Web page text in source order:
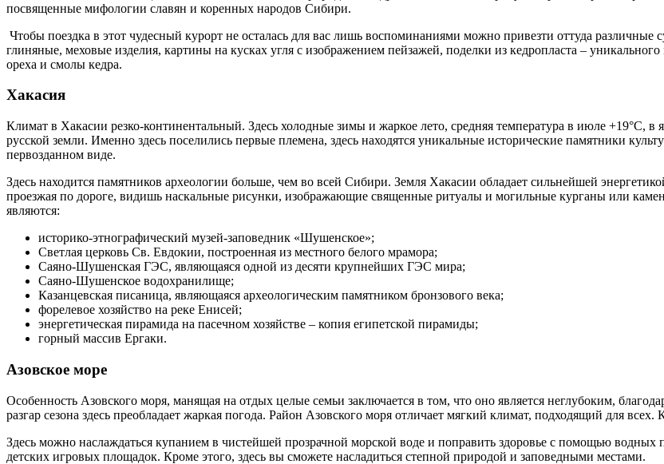
посвященные мифологии славян и коренных народов Сибири.
Чтобы поездка в этот чудесный курорт не осталась для вас лишь воспоминаниями можно привезти оттуда
глиняные, меховые изделия, картины на кусках угля с изображением пейзажей, поделки из кедропласта –
ореха и смолы кедра.
Хакасия
Климат в Хакасии резко-континентальный. Здесь холодные зимы и жаркое лето, средняя температура в июле +19°С,
русской земли. Именно здесь поселились первые племена, здесь находятся уникальные исторические памятники
первозданном виде.
Здесь находится памятников археологии больше, чем во всей Сибири. Земля Хакасии обладает сильнейшей
проезжая по дороге, видишь наскальные рисунки, изображающие священные ритуалы и могильные курганы или
являются:
историко-этнографический музей-заповедник «Шушенское»;
Светлая церковь Св. Евдокии, построенная из местного белого мрамора;
Саяно-Шушенская ГЭС, являющаяся одной из десяти крупнейших ГЭС мира;
Саяно-Шушенское водохранилище;
Казанцевская писаница, являющаяся археологическим памятником бронзового века;
форелевое хозяйство на реке Енисей;
энергетическая пирамида на пасечном хозяйстве – копия египетской пирамиды;
горный массив Ергаки.
Азовское море
Особенность Азовского моря, манящая на отдых целые семьи заключается в том, что оно является неглубоким,
разгар сезона здесь преобладает жаркая погода. Район Азовского моря отличает мягкий климат, подходящий для
Здесь можно наслаждаться купанием в чистейшей прозрачной морской воде и поправить здоровье с помощью водных
детских игровых площадок. Кроме этого, здесь вы сможете насладиться степной природой и заповедными местами.